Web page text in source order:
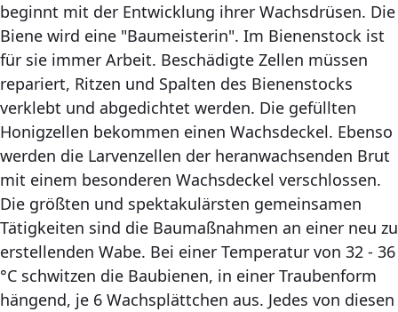
beginnt mit der Entwicklung ihrer Wachsdrüsen. Die
Biene wird eine "Baumeisterin". Im Bienenstock ist
für sie immer Arbeit. Beschädigte Zellen müssen
repariert, Ritzen und Spalten des Bienenstocks
verklebt und abgedichtet werden. Die gefüllten
Honigzellen bekommen einen Wachsdeckel. Ebenso
werden die Larvenzellen der heranwachsenden Brut
mit einem besonderen Wachsdeckel verschlossen.
Die größten und spektakulärsten gemeinsamen
Tätigkeiten sind die Baumaßnahmen an einer neu zu
erstellenden Wabe. Bei einer Temperatur von 32 - 36
°C schwitzen die Baubienen, in einer Traubenform
hängend, je 6 Wachsplättchen aus. Jedes von diesen